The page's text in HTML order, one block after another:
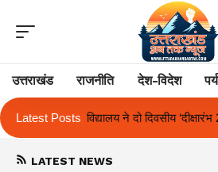
उत्तराखंड राजनीति देश-विदेश
Latest Posts
‘दीक्षारंभ 2026’ ओरिएंटेशन कार्यक्रम का किया
LATEST NEWS